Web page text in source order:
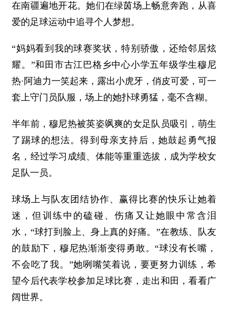
在南疆遍地开花。她们在绿茵场上畅意奔跑，从喜
爱的足球运动中追寻个人梦想。
“妈妈看到我的球赛奖状，特别骄傲，还给邻居炫
耀。”和田市古江巴格乡中心小学五年级学生穆尼
热·阿迪力一笑起来，露出小虎牙，俏皮可爱，可一
套上守门员队服，场上的她扑球勇猛，毫不含糊。
半年前，穆尼热被英姿飒爽的女足队员吸引，萌生
了踢球的想法。得到母亲支持后，她鼓起勇气报
名，经过学习成绩、体能等重重选拔，成为学校女
足队一员。
球场上与队友团结协作、赢得比赛的快乐让她着
迷，但训练中的磕碰、伤痛又让她眼中常含泪
水，“球打到脸上、身上真的好痛。”在教练、队友
的鼓励下，穆尼热渐渐变得勇敢。“球没有长嘴，
不会吃了我。”她咧嘴笑着说，要更努力训练，希
望今后代表学校参加足球比赛，走出和田，看看广
阔世界。